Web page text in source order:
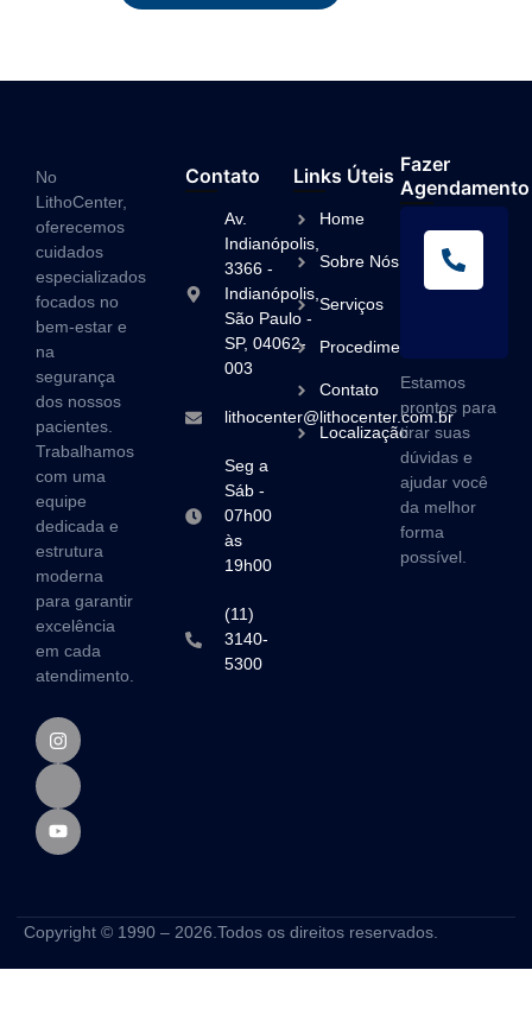
No
LithoCenter,
oferecemos
cuidados
especializados
focados no
bem-estar e
na
segurança
dos nossos
pacientes.
Trabalhamos
com uma
equipe
dedicada e
estrutura
moderna
para garantir
excelência
em cada
atendimento.
Contato
Av.
Indianópolis,
3366 -
Indianópolis,
São Paulo -
SP, 04062-
003
lithocenter@lithocenter.com.br
Seg a
Sáb -
07h00
às
19h00
(11)
3140-
5300
Links Úteis
Home
Sobre Nós
Serviços
Procedimentos
Contato
Localização
Fazer
Agendamento
Estamos
prontos para
tirar suas
dúvidas e
ajudar você
da melhor
forma
possível.
Copyright © 1990 – 2026.Todos os direitos reservados.